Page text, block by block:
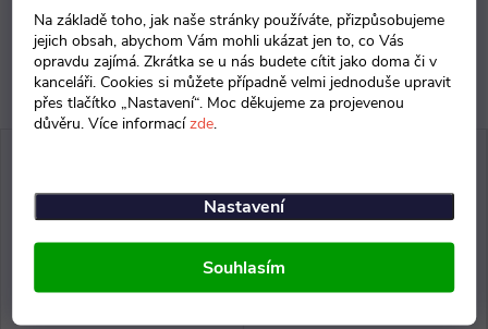
Na základě toho, jak naše stránky používáte, přizpůsobujeme
jejich obsah, abychom Vám mohli ukázat jen to, co Vás
opravdu zajímá. Zkrátka se u nás budete cítit jako doma či v
kanceláři. Cookies si můžete případně velmi jednoduše upravit
přes tlačítko „Nastavení“. Moc děkujeme za projevenou
důvěru. Více informacízde.
Nastavení
Souhlasím